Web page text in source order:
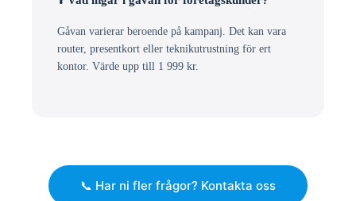
Gåvan varierar beroende på kampanj. Det kan vara
router, presentkort eller teknikutrustning för ert
kontor. Värde upp till 1 999 kr.
📞 Har ni fler frågor? Kontakta oss